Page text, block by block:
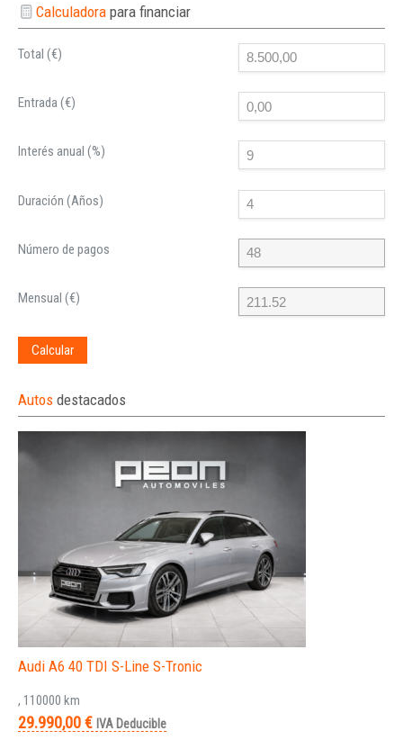
Calculadorapara financiar
Total (€)
Entrada (€)
Interés anual (%)
Duración (Años)
Número de pagos
Mensual (€)
Calcular
Autos destacados
Audi A6 40 TDI S-Line S-Tronic
, 110000 km
29.990,00 € IVA Deducible